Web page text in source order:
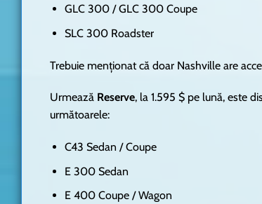
GLC 300 / GLC 300 Coupe
SLC 300 Roadster
Trebuie menționat că doar Nashville are
Urmează Reserve, la 1.595 $ pe lună, este
următoarele:
C43 Sedan / Coupe
E 300 Sedan
E 400 Coupe / Wagon